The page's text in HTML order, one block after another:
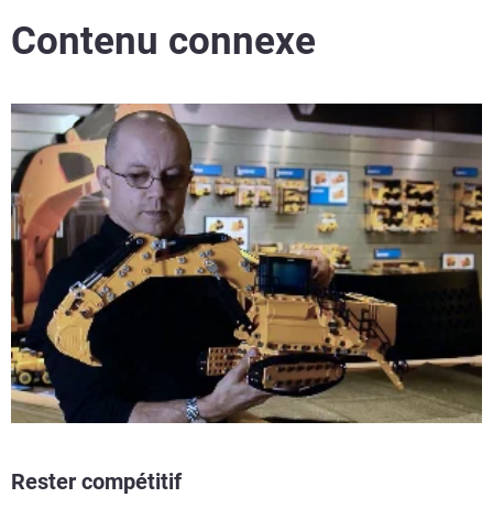
Contenu connexe
Rester compétitif